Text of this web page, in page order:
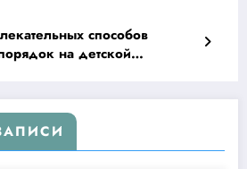
способов
на детской